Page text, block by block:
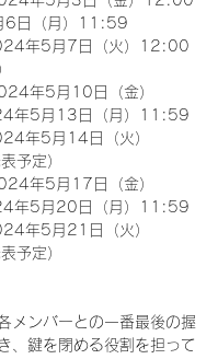
6日（月）11:59
年5月7日（火）12:00
年5月10日（金）
年5月13日（月）11:59
年5月14日（火）
予定）
年5月17日（金）
年5月20日（月）11:59
年5月21日（火）
予定）
メンバーとの一番最後の握
、鍵を閉める役割を担って